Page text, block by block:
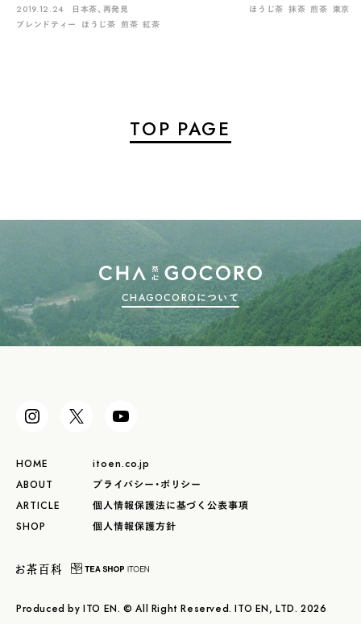
2019.12.24
日本茶、再発見
ブレンドティー ほうじ茶 煎茶 紅茶
ほうじ茶 抹茶 煎茶 東京
TOP PAGE
CHAGOCOROについて
HOME
ABOUT
ARTICLE
SHOP
itoen.co.jp
プライバシー・ポリシー
個人情報保護法に基づく公表事項
個人情報保護方針
Produced by ITO EN. © All Right Reserved. ITO EN, LTD. 2026